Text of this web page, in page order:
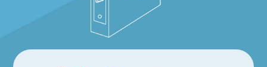
抗ウイルス商品
Vi-Clearレバーハンドル
わんにゃんVi-Clear